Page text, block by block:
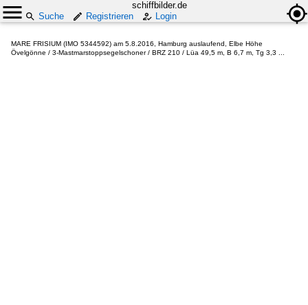
schiffbilder.de
Suche
Registrieren Login
MARE FRISIUM (IMO 5344592) am 5.8.2016, Hamburg auslaufend, Elbe Höhe
Övelgönne / 3-Mastmarstoppsegelschoner / BRZ 210 / Lüa 49,5 m, B 6,7 m, Tg 3,3 ...